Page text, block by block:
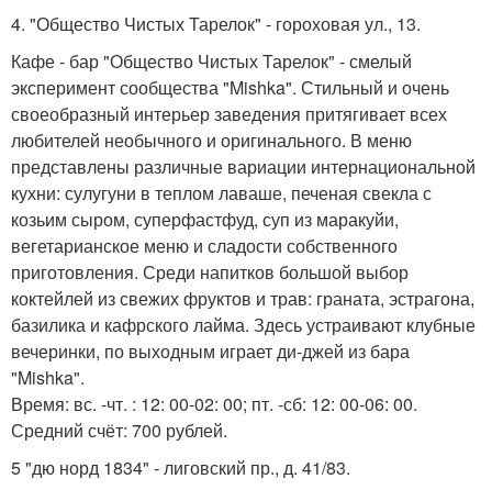
4. "Общество Чистых Тарелок" - гороховая ул., 13.
Кафе - бар "Общество Чистых Тарелок" - смелый
эксперимент сообщества "Mishka". Стильный и очень
своеобразный интерьер заведения притягивает всех
любителей необычного и оригинального. В меню
представлены различные вариации интернациональной
кухни: сулугуни в теплом лаваше, печеная свекла с
козьим сыром, суперфастфуд, суп из маракуйи,
вегетарианское меню и сладости собственного
приготовления. Среди напитков большой выбор
коктейлей из свежих фруктов и трав: граната, эстрагона,
базилика и кафрского лайма. Здесь устраивают клубные
вечеринки, по выходным играет ди-джей из бара
"Mishka".
Время: вс. -чт. : 12: 00-02: 00; пт. -сб: 12: 00-06: 00.
Средний счёт: 700 рублей.
5 "дю норд 1834" - лиговский пр., д. 41/83.